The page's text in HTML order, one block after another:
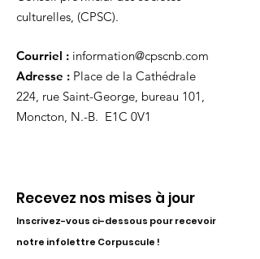
culturelles, (CPSC).
Courriel : information@cpscnb.com
Adresse : Place de la Cathédrale
224, rue Saint-George, bureau 101,
Moncton, N.-B. E1C 0V1
Recevez nos mises à jour
Inscrivez-vous ci-dessous pour recevoir
notre infolettre Corpuscule !